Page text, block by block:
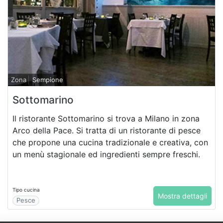
Zona Sempione
Sottomarino
Il ristorante Sottomarino si trova a Milano in zona
Arco della Pace. Si tratta di un ristorante di pesce
che propone una cucina tradizionale e creativa, con
un menù stagionale ed ingredienti sempre freschi.
Tipo cucina
Pesce Mostra dettagli